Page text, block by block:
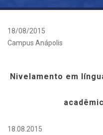
18/08/2015
Campus Anápolis
Nivelamento em
18.08.2015